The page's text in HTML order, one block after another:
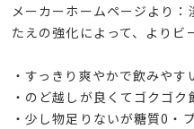
メーカーホームページより
たえの強化によって、よりビ
・すっきり爽やかで飲みやす
・のど越しが良くてゴクゴク
・少し物足りないが糖質0・